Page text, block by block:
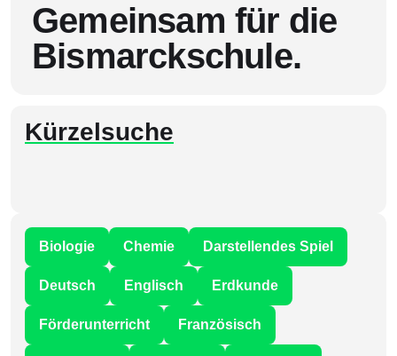
Gemeinsam für die
Bismarckschule.
Kürzelsuche
Biologie Chemie Darstellendes Spiel
Deutsch Englisch Erdkunde
Förderunterricht Französisch